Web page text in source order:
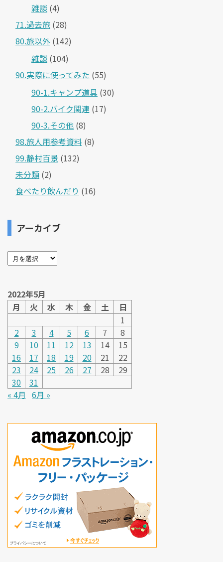
雑談 (4)
71.過去旅 (28)
80.旅以外 (142)
雑談 (104)
90.実際に使ってみた (55)
90-1.キャンプ道具 (30)
90-2.バイク関連 (17)
90-3.その他 (8)
98.旅人用参考資料 (8)
99.静村百景 (132)
未分類 (2)
食べたり飲んだり (16)
アーカイブ
2022年5月
月
火 水 木 金 土
日
1
2
3 4 5 6 7
8
9
10 11 12 13 14
15
16
17 18 19 20 21
22
23
24 25 26 27 28
29
30
31
« 4月 6月 »